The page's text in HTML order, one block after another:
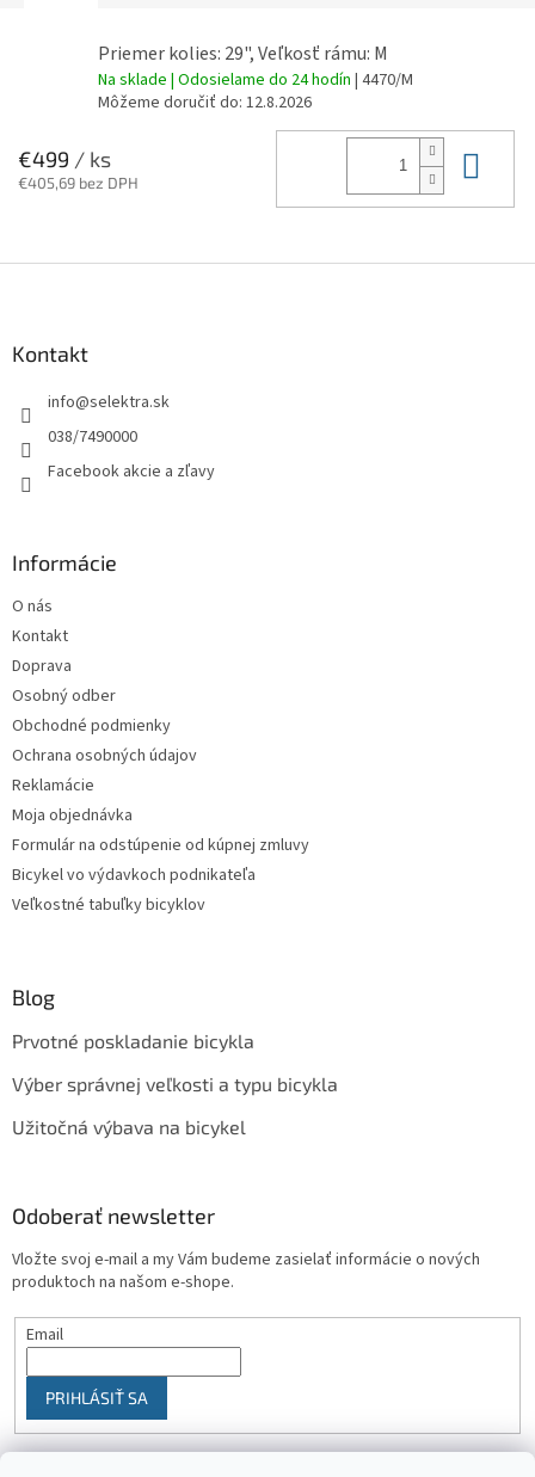
Priemer kolies: 29", Veľkosť rámu: M
Na sklade | Odosielame do 24 hodín | 4470/M
Môžeme doručiť do: 12.8.2026
€499 / ks
€405,69 bez DPH
Kontakt
info@selektra.sk
038/7490000
Facebook akcie a zľavy
Informácie
O nás
Kontakt
Doprava
Osobný odber
Obchodné podmienky
Ochrana osobných údajov
Reklamácie
Moja objednávka
Formulár na odstúpenie od kúpnej zmluvy
Bicykel vo výdavkoch podnikateľa
Veľkostné tabuľky bicyklov
Blog
Prvotné poskladanie bicykla
Výber správnej veľkosti a typu bicykla
Užitočná výbava na bicykel
Odoberať newsletter
Vložte svoj e-mail a my Vám budeme zasielať informácie o nových
produktoch na našom e-shope.
Email
PRIHLÁSIŤ SA